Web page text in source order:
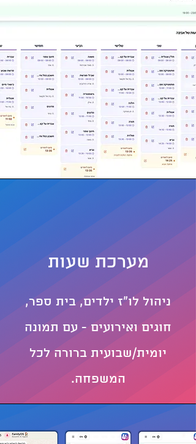
מערכת שעות
ניהול לו״ז ילדים, בית ספר,
חוגים ואירועים - עם תמונה
יומית/שבועית ברורה לכל
המשפחה.